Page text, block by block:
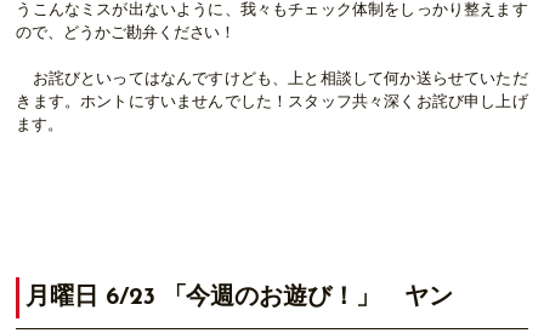
うこんなミスが出ないように、我々もチェック体制をしっかり整えます
ので、どうかご勘弁ください！
お詫びといってはなんですけども、上と相談して何か送らせていただ
きます。ホントにすいませんでした！スタッフ共々深くお詫び申し上げ
ます。
月曜日 6/23 「今週のお遊び！」 ヤン